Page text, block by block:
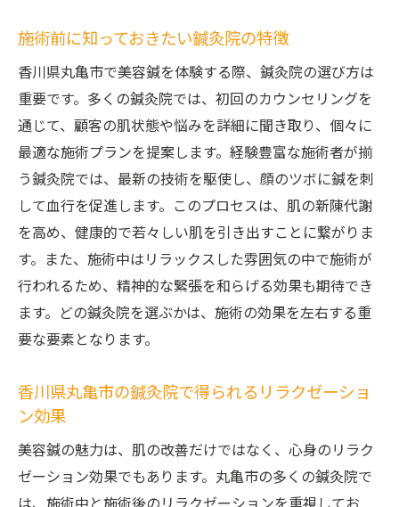
心身のバランスを整える美容鍼丸亀市の鍼灸院
でリラックス
美容鍼で得られる心身の調和
鍼灸院でのリラクゼーションの重要性
香川県丸亀市の鍼灸院でのリラックス体験
美容鍼がストレス解消に効果的な理由
心身のバランスを整える施術の流れ
美容鍼とメンタルヘルスの関係性
鍼灸院の美容鍼で肌の力を引き出す丸亀市で試
すべき理由
肌本来の力を引き出す美容鍼の技
自然な美しさを手に入れるための施術法
丸亀市での美容鍼体験談
鍼灸院での美容鍼が提供する安心感
施術前に知っておきたい鍼灸院の特徴
香川県丸亀市で美容鍼を体験する際、鍼灸院の選び方は
重要です。多くの鍼灸院では、初回のカウンセリングを
通じて、顧客の肌状態や悩みを詳細に聞き取り、個々に
最適な施術プランを提案します。経験豊富な施術者が揃
う鍼灸院では、最新の技術を駆使し、顔のツボに鍼を刺
して血行を促進します。このプロセスは、肌の新陳代謝
を高め、健康的で若々しい肌を引き出すことに繋がりま
す。また、施術中はリラックスした雰囲気の中で施術が
行われるため、精神的な緊張を和らげる効果も期待でき
ます。どの鍼灸院を選ぶかは、施術の効果を左右する重
要な要素となります。
香川県丸亀市の鍼灸院で得られるリラクゼーショ
ン効果
美容鍼の魅力は、肌の改善だけではなく、心身のリラク
ゼーション効果でもあります。丸亀市の多くの鍼灸院で